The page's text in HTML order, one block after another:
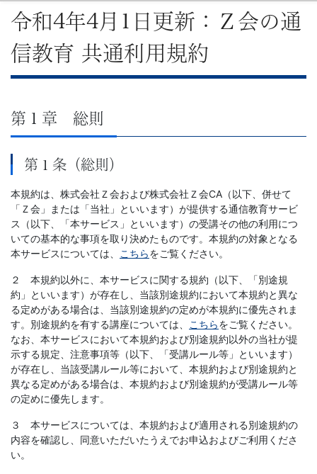
令和4年4月1日更新：Ｚ会の通
信教育 共通利用規約
第１章 総則
第１条（総則）
本規約は、株式会社Ｚ会および株式会社Ｚ会CA（以下、併せて
「Ｚ会」または「当社」といいます）が提供する通信教育サービ
ス（以下、「本サービス」といいます）の受講その他の利用につ
いての基本的な事項を取り決めたものです。本規約の対象となる
本サービスについては、
こちらをご覧ください。
２ 本規約以外に、本サービスに関する規約（以下、「別途規
約」といいます）が存在し、当該別途規約において本規約と異な
る定めがある場合は、当該別途規約の定めが本規約に優先されま
す。別途規約を有する講座については、
こちらをご覧ください。
なお、本サービスにおいて本規約および別途規約以外の当社が提
示する規定、注意事項等（以下、「受講ルール等」といいます）
が存在し、当該受講ルール等において、本規約および別途規約と
異なる定めがある場合は、本規約および別途規約が受講ルール等
の定めに優先します。
３ 本サービスについては、本規約および適用される別途規約の
内容を確認し、同意いただいたうえでお申込およびご利用くださ
い。